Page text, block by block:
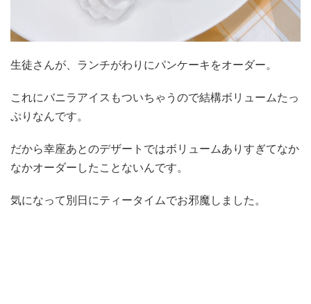
生徒さんが、ランチがわりにパンケーキをオーダー。
これにバニラアイスもついちゃうので結構ボリュームたっ
ぷりなんです。
だから幸座あとのデザートではボリュームありすぎてなか
なかオーダーしたことないんです。
気になって別日にティータイムでお邪魔しました。